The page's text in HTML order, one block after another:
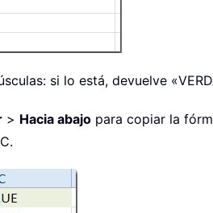
si lo está, devuelve
> Hacia abajo para copiar la